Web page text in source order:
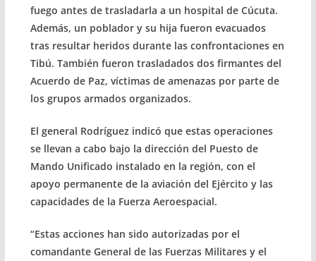
fuego antes de trasladarla a un hospital de Cúcuta.
Además, un poblador y su hija fueron evacuados
tras resultar heridos durante las confrontaciones en
Tibú. También fueron trasladados dos firmantes del
Acuerdo de Paz, víctimas de amenazas por parte de
los grupos armados organizados.
El general Rodríguez indicó que estas operaciones
se llevan a cabo bajo la dirección del Puesto de
Mando Unificado instalado en la región, con el
apoyo permanente de la aviación del Ejército y las
capacidades de la Fuerza Aeroespacial.
“Estas acciones han sido autorizadas por el
comandante General de las Fuerzas Militares y el